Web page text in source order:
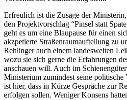
Erfreulich ist die Zusage der
den Projektvorschlag “Pinsel statt
geht es um eine Blaupause für einen
akzpetierte Straßenraumaufteilung zu
Rehlinger auch einem landesweiten
wozu sie sich gerne die Erfahrungen
anschauen will. Auch im
Ministerium zumindest seine
ist hier, dass in Kürze Gespräche zur
erfolgen sollen. Weniger Konsens